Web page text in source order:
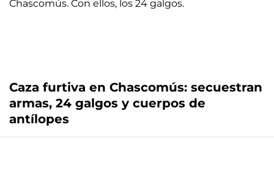
Caza furtiva en Chascomús: secuestran
armas, 24 galgos y cuerpos de
antílopes